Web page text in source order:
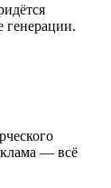
генерации.
— всё